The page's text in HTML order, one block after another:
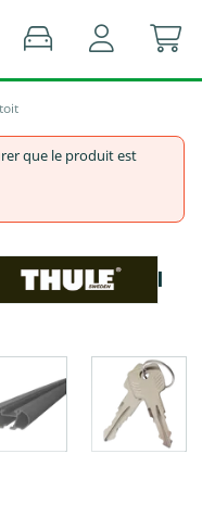
que le produit est
EVO - AUDI